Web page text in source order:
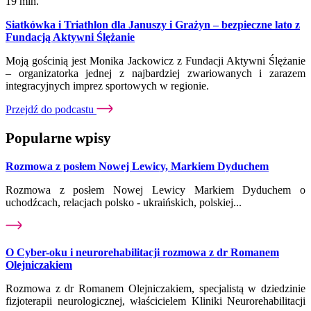
Siatkówka i Triathlon dla Januszy i Grażyn – bezpieczne lato z
Fundacją Aktywni Ślężanie
Moją gościnią jest Monika Jackowicz z Fundacji Aktywni Ślężanie
– organizatorka jednej z najbardziej zwariowanych i zarazem
integracyjnych imprez sportowych w regionie.
Przejdź do podcastu
Popularne wpisy
Rozmowa z posłem Nowej Lewicy, Markiem Dyduchem
Rozmowa z posłem Nowej Lewicy Markiem Dyduchem o
uchodźcach, relacjach polsko - ukraińskich, polskiej...
O Cyber-oku i neurorehabilitacji rozmowa z dr Romanem
Olejniczakiem
Rozmowa z dr Romanem Olejniczakiem, specjalistą w dziedzinie
fizjoterapii neurologicznej, właścicielem Kliniki Neurorehabilitacji